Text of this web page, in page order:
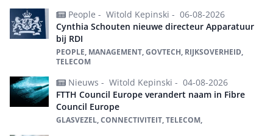
People - Witold Kepinski - 06-08-2026
Cynthia Schouten nieuwe directeur Apparatuur
bij RDI
PEOPLE, MANAGEMENT, GOVTECH, RIJKSOVERHEID,
TELECOM
Nieuws - Witold Kepinski - 04-08-2026
FTTH Council Europe verandert naam in Fibre
Council Europe
GLASVEZEL, CONNECTIVITEIT, TELECOM,